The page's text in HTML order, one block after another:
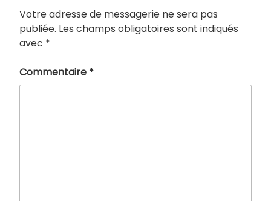
Votre adresse de messagerie ne sera pas
publiée. Les champs obligatoires sont indiqués
avec *
Commentaire *